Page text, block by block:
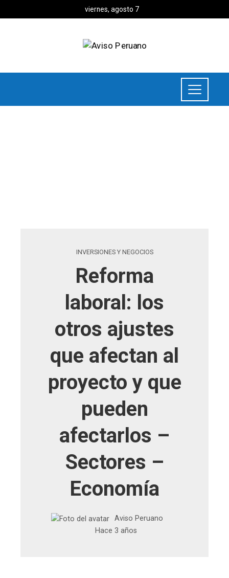
viernes, agosto 7
INVERSIONES Y NEGOCIOS
Reforma
laboral: los
otros ajustes
que afectan al
proyecto y que
pueden
afectarlos –
Sectores –
Economía
Aviso Peruano
Hace 3 años